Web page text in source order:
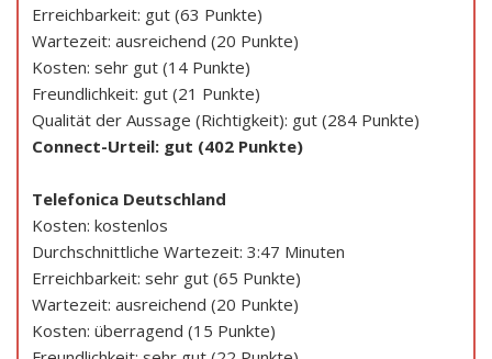
Erreichbarkeit: gut (63 Punkte)
Wartezeit: ausreichend (20 Punkte)
Kosten: sehr gut (14 Punkte)
Freundlichkeit: gut (21 Punkte)
Qualität der Aussage (Richtigkeit): gut (284 Punkte)
Connect-Urteil: gut (402 Punkte)
Telefonica Deutschland
Kosten: kostenlos
Durchschnittliche Wartezeit: 3:47 Minuten
Erreichbarkeit: sehr gut (65 Punkte)
Wartezeit: ausreichend (20 Punkte)
Kosten: überragend (15 Punkte)